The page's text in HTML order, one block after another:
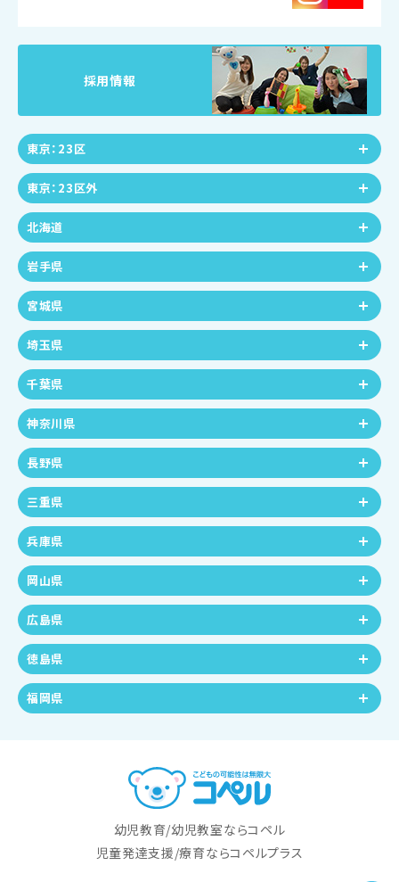
採用情報
東京：23区
東京：23区外
北海道
岩手県
宮城県
埼玉県
千葉県
神奈川県
長野県
三重県
兵庫県
岡山県
広島県
徳島県
福岡県
幼児教育/幼児教室ならコペル
児童発達支援/療育ならコペルプラス